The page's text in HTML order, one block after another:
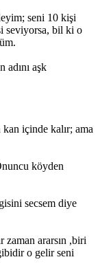
seni 10 kişi
seviyorsa, bil ki o
adını aşk
içinde kalır; ama
köyden
secsem diye
zaman ararsın ,biri
o gelir seni